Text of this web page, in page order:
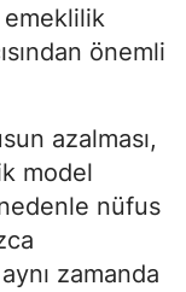
emeklilik
önemli
azalması,
model
nüfus
zamanda